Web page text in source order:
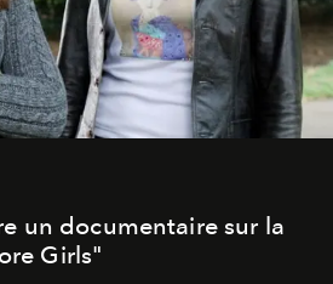
un documentaire sur la
Girls"